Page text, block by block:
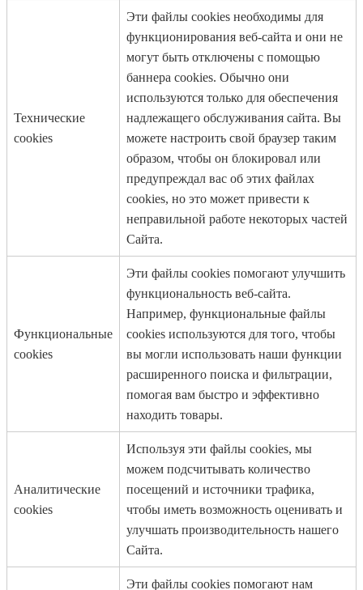
Технические
cookies
Эти файлы cookies необходимы для
функционирования веб-сайта и они не
могут быть отключены с помощью
баннера cookies. Обычно они
используются только для обеспечения
надлежащего обслуживания сайта. Вы
можете настроить свой браузер таким
образом, чтобы он блокировал или
предупреждал вас об этих файлах
cookies, но это может привести к
неправильной работе некоторых частей
Сайта.
Функциональные
cookies
Эти файлы cookies помогают улучшить
функциональность веб-сайта.
Например, функциональные файлы
cookies используются для того, чтобы
вы могли использовать наши функции
расширенного поиска и фильтрации,
помогая вам быстро и эффективно
находить товары.
Аналитические
cookies
Используя эти файлы cookies, мы
можем подсчитывать количество
посещений и источники трафика,
чтобы иметь возможность оценивать и
улучшать производительность нашего
Сайта.
Эти файлы cookies помогают нам